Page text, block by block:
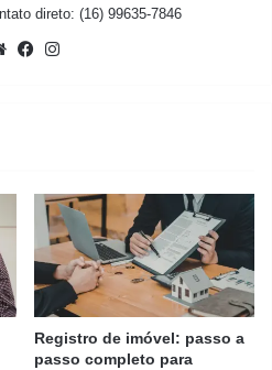
direto: (16) 99635-7846
WebsiteFacebook
Registro de imóvel: passo a
passo completo para